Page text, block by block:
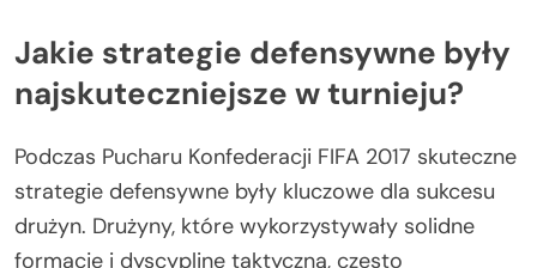
Jakie strategie defensywne były
najskuteczniejsze w turnieju?
Podczas Pucharu Konfederacji FIFA 2017 skuteczne
strategie defensywne były kluczowe dla sukcesu
drużyn. Drużyny, które wykorzystywały solidne
formacje i dyscyplinę taktyczną, często